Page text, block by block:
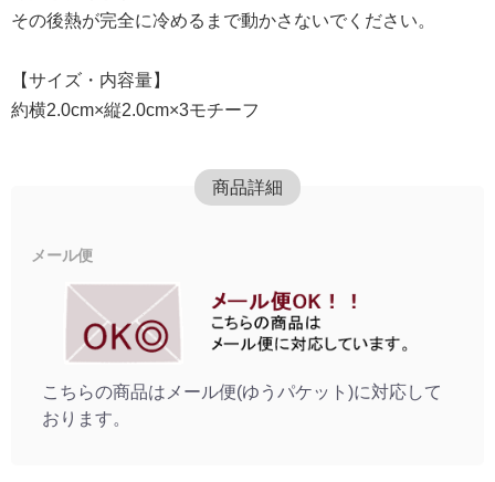
その後熱が完全に冷めるまで動かさないでください。
【サイズ・内容量】
約横2.0cm×縦2.0cm×3モチーフ
商品詳細
メール便
こちらの商品はメール便(ゆうパケット)に対応して
おります。